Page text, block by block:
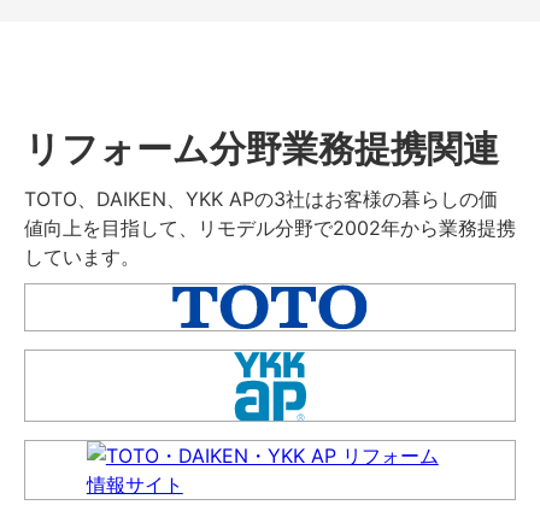
リフォーム分野業務提携関連
TOTO、DAIKEN、YKK APの3社はお客様の暮らしの価
値向上を目指して、リモデル分野で2002年から業務提携
しています。